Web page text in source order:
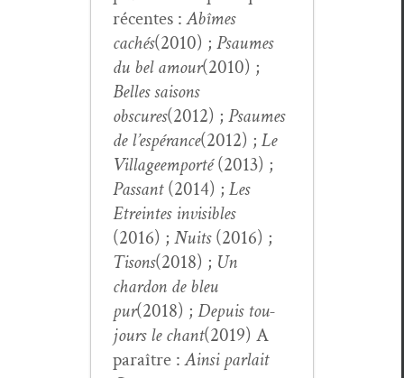
récentes :Abîmes
cachés(2010) ; Psaumes
du bel amour(2010) ;
Belles saisons
obscures(2012) ; Psaumes
de l’espérance(2012) ; Le
Vil­lageemporté(2013) ;
Pas­sant(2014) ; Les
Etreintes invis­i­bles
(2016) ; Nuits(2016) ;
Tisons(2018) ; Un
chardon de bleu
pur(2018) ; Depuis tou­
jours le chant(2019) A
paraître :Ain­si par­lait